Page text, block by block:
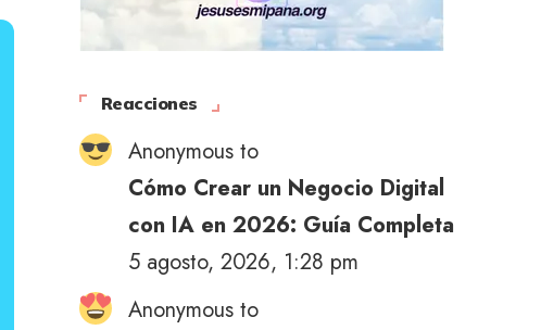
Reacciones
Anonymous to
Cómo Crear un Negocio Digital
con IA en 2026: Guía Completa
5 agosto, 2026, 1:28 pm
Anonymous to